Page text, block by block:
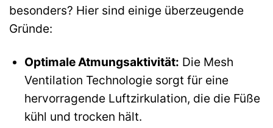
besonders? Hier sind einige überzeugende
Gründe:
Optimale Atmungsaktivität: Die Mesh
Ventilation Technologie sorgt für eine
hervorragende Luftzirkulation, die die Füße
kühl und trocken hält.